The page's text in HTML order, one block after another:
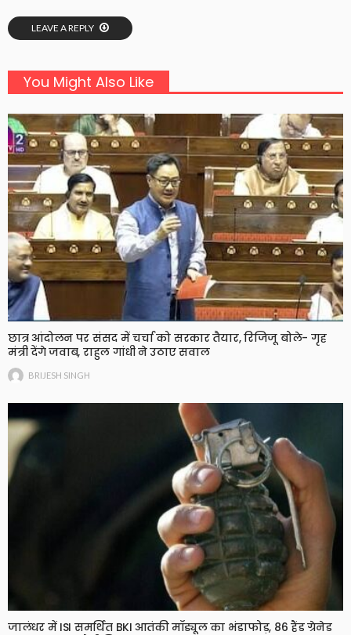
LEAVE A REPLY
You Might Also Like
छात्र आंदोलन पर संसद में चर्चा को सरकार तैयार, रिजिजू बोले- गृह
मंत्री देंगे जवाब, राहुल गांधी ने उठाए सवाल
BRIJESH SINGH
जालंधर में ISI समर्थित BKI आतंकी मॉड्यूल का भंडाफोड़, 86 हैंड ग्रेनेड